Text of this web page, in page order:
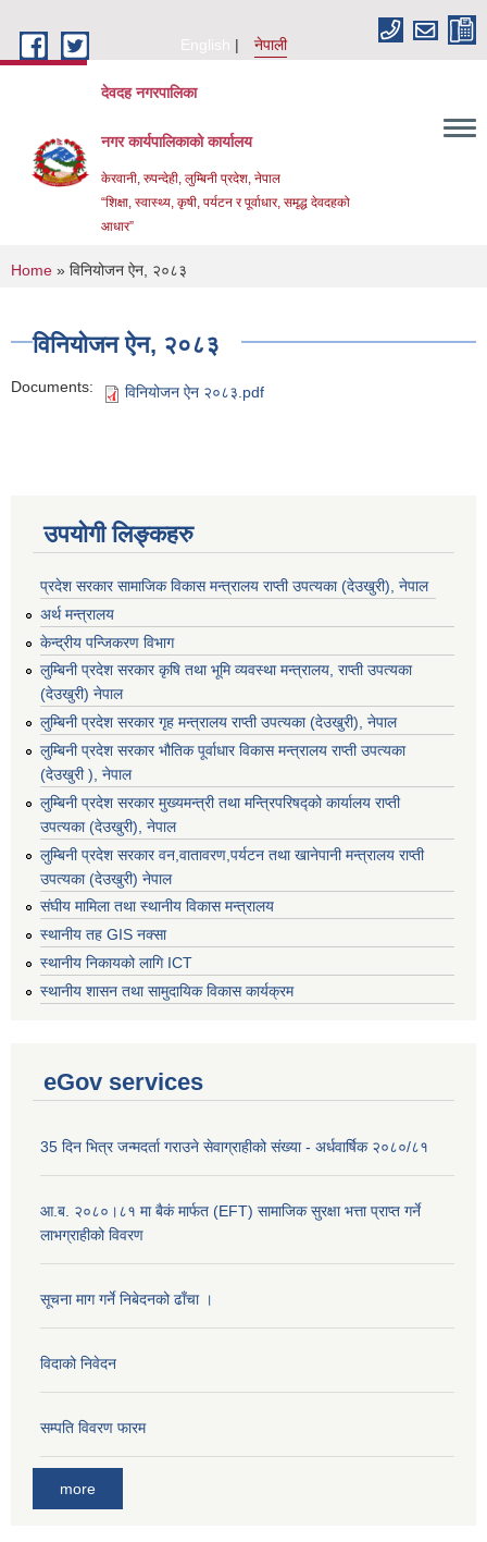
English
नेपाली
देवदह नगरपालिका
नगर कार्यपालिकाको कार्यालय
केरवानी, रुपन्देही, लुम्बिनी प्रदेश, नेपाल
“शिक्षा, स्वास्थ्य, कृषी, पर्यटन र पूर्वाधार, समृद्ध देवदहको
आधार”
You are here
Home » विनियोजन ऐन, २०८३
विनियोजन ऐन, २०८३
Documents: विनियोजन ऐन २०८३.pdf
उपयोगी लिङ्कहरु
प्रदेश सरकार सामाजिक विकास मन्‍‍त्रालय राप्ती उपत्यका (देउखुरी), नेपाल
अर्थ मन्त्रालय
केन्द्रीय पन्जिकरण विभाग
लुम्बिनी प्रदेश सरकार कृषि तथा भूमि व्यवस्था मन्त्रालय, राप्ती उपत्यका
(देउखुरी) नेपाल
लुम्बिनी प्रदेश सरकार गृह मन्त्रालय राप्ती उपत्यका (देउखुरी), नेपाल
लुम्बिनी प्रदेश सरकार भौतिक पूर्वाधार विकास मन्त्रालय राप्ती उपत्यका
(देउखुरी ), नेपाल
लुम्बिनी प्रदेश सरकार मुख्यमन्त्री तथा मन्त्रिपरिषद्को कार्यालय राप्ती
उपत्यका (देउखुरी), नेपाल
लुम्बिनी प्रदेश सरकार वन,वातावरण,पर्यटन तथा खानेपानी मन्त्रालय राप्ती
उपत्यका (देउखुरी) नेपाल
संघीय मामिला तथा स्थानीय विकास मन्त्रालय
स्थानीय तह GIS नक्सा
स्थानीय निकायको लागि ICT
स्थानीय शासन तथा सामुदायिक विकास कार्यक्रम
eGov services
35 दिन भित्र जन्मदर्ता गराउने सेवाग्राहीको संख्या - अर्धवार्षिक २०८०/८१
आ.ब. २०८०।८१ मा बैकं मार्फत (EFT) सामाजिक सुरक्षा भत्ता प्राप्त गर्ने
लाभग्राहीको विवरण
सूचना माग गर्ने निबेदनको ढाँचा ।
विदाको निवेदन
सम्पति विवरण फारम
more